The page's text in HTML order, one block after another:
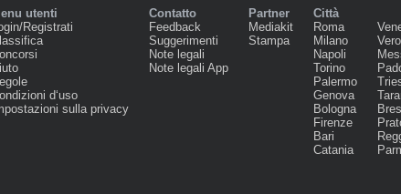
utenti
Registrati
d‘uso
sulla privacy
Contatto
Feedback
Suggerimenti
Note legali
Note legali App
Partner
Mediakit
Stampa
Città
Roma
Milano
Napoli
Torino
Palermo
Genova
Bologna
Firenze
Bari
Catania